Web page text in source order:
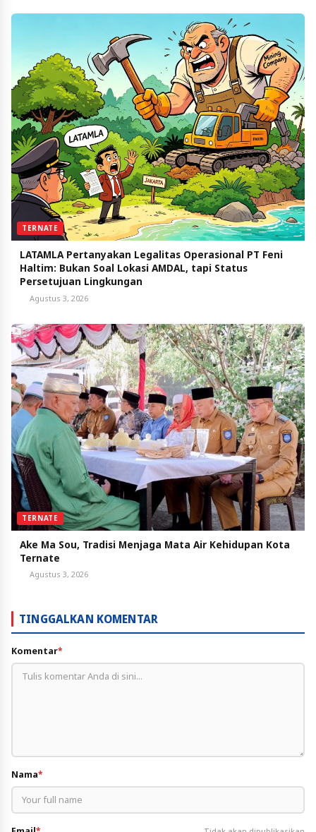
TERNATE
LATAMLA Pertanyakan Legalitas Operasional PT Feni
Haltim: Bukan Soal Lokasi AMDAL, tapi Status
Persetujuan Lingkungan
Agustus 3, 2026
TERNATE
Ake Ma Sou, Tradisi Menjaga Mata Air Kehidupan Kota
Ternate
Agustus 3, 2026
TINGGALKAN KOMENTAR
Komentar*
Nama*